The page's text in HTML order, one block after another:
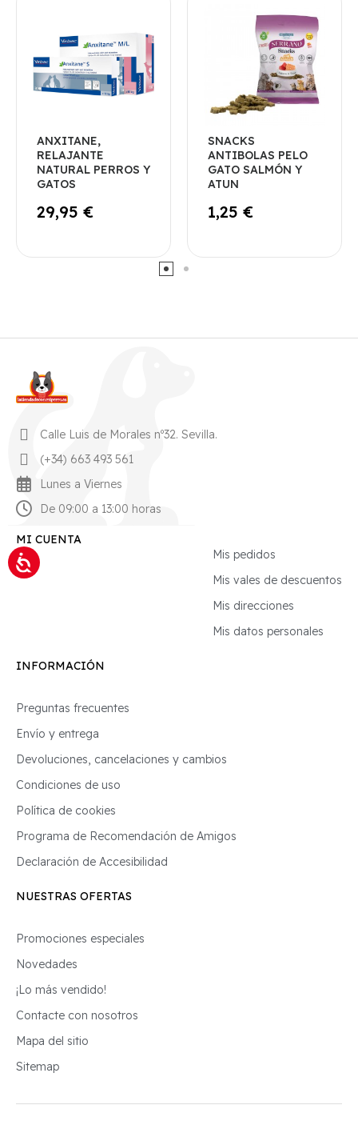
ANXITANE,
RELAJANTE
NATURAL PERROS Y
GATOS
29,95 €
SNACKS
ANTIBOLAS PELO
GATO SALMÓN Y
ATUN
1,25 €
Calle Luis de Morales nº32. Sevilla.
(+34) 663 493 561
Lunes a Viernes
De 09:00 a 13:00 horas
MI CUENTA
Mis pedidos
Mis vales de descuentos
Mis direcciones
Mis datos personales
INFORMACIÓN
Preguntas frecuentes
Envío y entrega
Devoluciones, cancelaciones y cambios
Condiciones de uso
Política de cookies
Programa de Recomendación de Amigos
Declaración de Accesibilidad
NUESTRAS OFERTAS
Promociones especiales
Novedades
¡Lo más vendido!
Contacte con nosotros
Mapa del sitio
Sitemap